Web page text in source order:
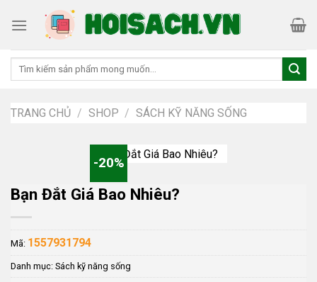
Tìm
TRANG CHỦ / SHOP / SÁCH KỸ NĂNG SỐNG
-20%
Bạn Đắt Giá Bao Nhiêu?
Mã: 1557931794
Danh mục: Sách kỹ năng sống